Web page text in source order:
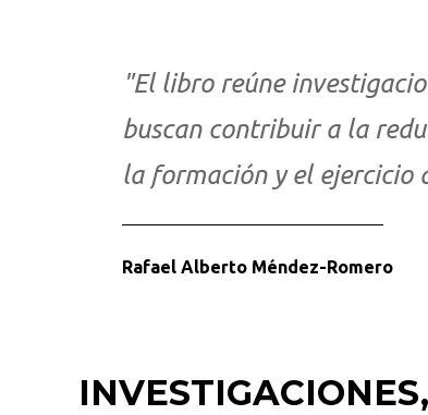
"El libro reúne
buscan contribuir a la
la formación y el ejercicio
Rafael Alberto Méndez-Romero